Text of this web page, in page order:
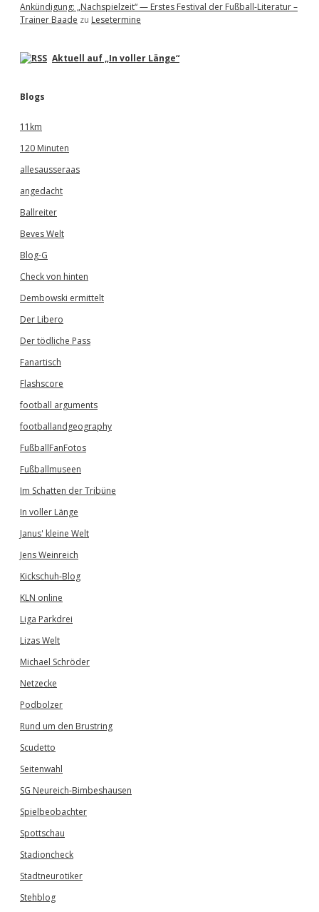
Ankündigung: „Nachspielzeit“ — Erstes Festival der Fußball-Literatur –
Trainer Baade zu Lesetermine
Aktuell auf „In voller Länge“
Blogs
11km
120 Minuten
allesausseraas
angedacht
Ballreiter
Beves Welt
Blog-G
Check von hinten
Dembowski ermittelt
Der Libero
Der tödliche Pass
Fanartisch
Flashscore
football arguments
footballandgeography
FußballFanFotos
Fußballmuseen
Im Schatten der Tribüne
In voller Länge
Janus' kleine Welt
Jens Weinreich
Kickschuh-Blog
KLN online
Liga Parkdrei
Lizas Welt
Michael Schröder
Netzecke
Podbolzer
Rund um den Brustring
Scudetto
Seitenwahl
SG Neureich-Bimbeshausen
Spielbeobachter
Spottschau
Stadioncheck
Stadtneurotiker
Stehblog